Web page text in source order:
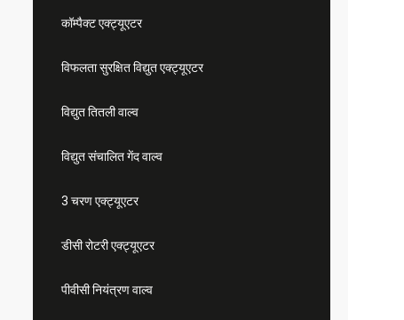
कॉम्पैक्ट एक्ट्यूएटर
विफलता सुरक्षित विद्युत एक्ट्यूएटर
विद्युत तितली वाल्व
विद्युत संचालित गेंद वाल्व
3 चरण एक्ट्यूएटर
डीसी रोटरी एक्ट्यूएटर
पीवीसी नियंत्रण वाल्व